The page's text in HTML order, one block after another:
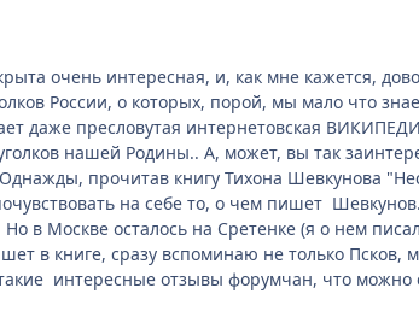
очень интересная, и, как мне кажется,
России, о которых, порой, мы мало что
даже пресловутая интернетовская
нашей Родины.. А, может, вы так
прочитав книгу Тихона Шевкунова
на себе то, о чем пишет
в Москве осталось на Сретенке (я о нем
в книге, сразу вспоминаю не только
интересные отзывы форумчан, что можно